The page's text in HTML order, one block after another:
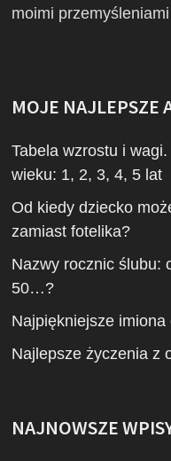
moimi
MOJE NAJLEPSZE
Tabela wzrostu i
wieku: 1, 2, 3, 4, 5 lat
Od kiedy dziecko
zamiast fotelika?
Nazwy rocznic ślubu:
50…?
Najpiękniejsze imiona
Najlepsze życzenia z
NAJNOWSZE